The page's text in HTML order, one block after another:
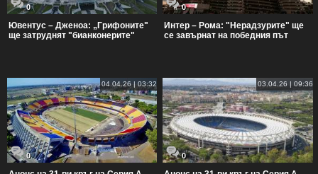
0
Ювентус – Дженоа: „Грифоните"
ще затруднят "бианконерите"
0
Интер – Рома: "Нерадзурите" ще
се завърнат на победния път
04.04.26 | 03:32
0
03.04.26 | 09:36
0